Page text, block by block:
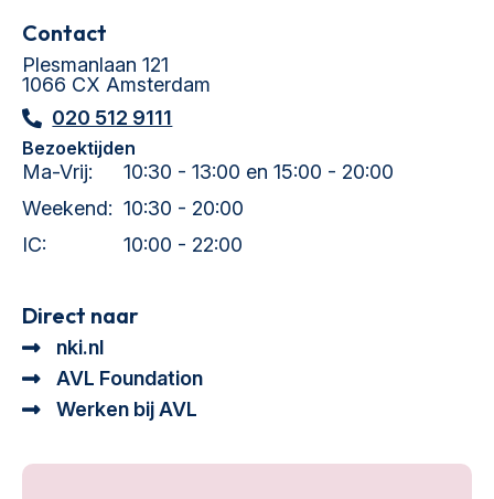
Contact
Plesmanlaan 121
1066 CX Amsterdam
020 512 9111
Bezoektijden
Ma-Vrij:
10:30 - 13:00 en 15:00 - 20:00
Weekend: 10:30 - 20:00
IC:
10:00 - 22:00
Direct naar
nki.nl
AVL Foundation
Werken bij AVL